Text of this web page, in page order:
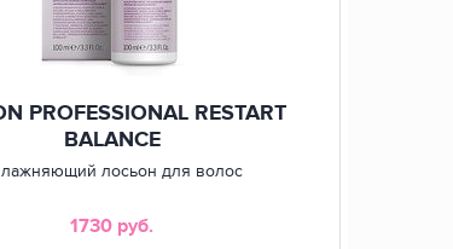
PROFESSIONAL RESTART
BALANCE
лосьон для волос
1730 руб.